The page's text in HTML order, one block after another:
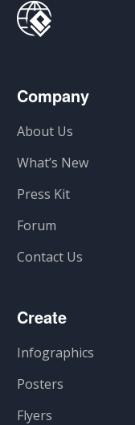
Company
About Us
What’s New
Press Kit
Forum
Contact Us
Create
Infographics
Posters
Flyers